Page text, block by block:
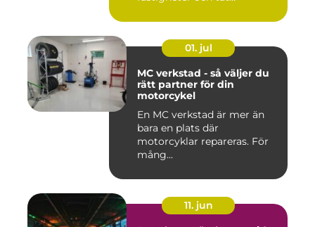
01. jul
MC verkstad - så väljer du
rätt partner för din
motorcykel
En MC verkstad är mer än
bara en plats där
motorcyklar repareras. För
mång...
11. jun